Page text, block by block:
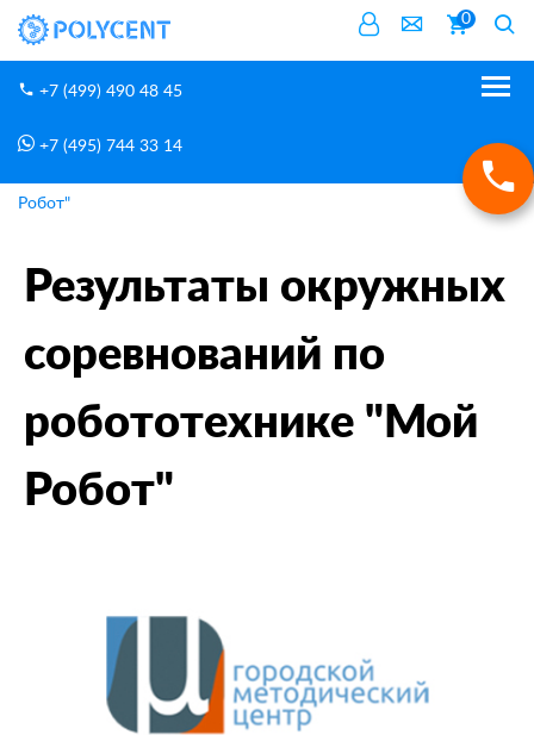
0
+7 (499) 490 48 45
+7 (495) 744 33 14
Результаты окружных соревнований по робототехнике "Мой
Робот"
Результаты окружных
соревнований по
робототехнике "Мой
Робот"